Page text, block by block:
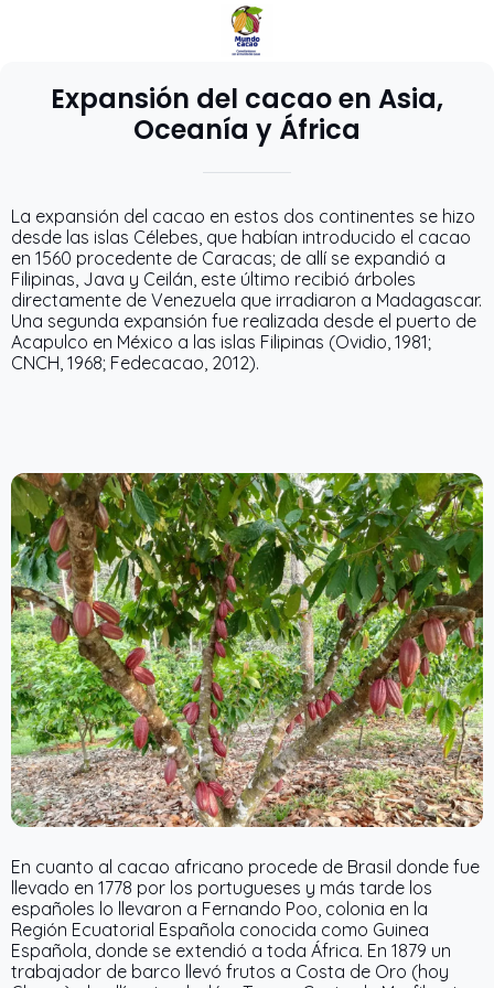
Expansión del cacao en Asia,
Oceanía y África
La expansión del cacao en estos dos continentes se hizo
desde las islas Célebes, que habían introducido el cacao
en 1560 procedente de Caracas; de allí se expandió a
Filipinas, Java y Ceilán, este último recibió árboles
directamente de Venezuela que irradiaron a Madagascar.
Una segunda expansión fue realizada desde el puerto de
Acapulco en México a las islas Filipinas (Ovidio, 1981;
CNCH, 1968; Fedecacao, 2012).
En cuanto al cacao africano procede de Brasil donde fue
llevado en 1778 por los portugueses y más tarde los
españoles lo llevaron a Fernando Poo, colonia en la
Región Ecuatorial Española conocida como Guinea
Española, donde se extendió a toda África. En 1879 un
trabajador de barco llevó frutos a Costa de Oro (hoy